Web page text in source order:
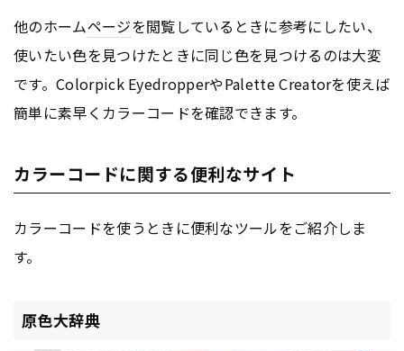
他のホームページを閲覧しているときに参考にしたい、
使いたい色を見つけたときに同じ色を見つけるのは大変
です。Colorpick EyedropperやPalette Creatorを使えば
簡単に素早くカラーコードを確認できます。
カラーコードに関する便利なサイト
カラーコードを使うときに便利なツールをご紹介しま
す。
原色大辞典